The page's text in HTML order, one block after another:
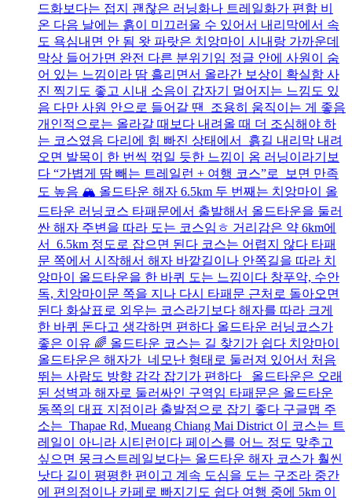
드화보다는 접지 괜찮은 러닝화나 트레일화가 편함 비
온 다음 날에는 흙이 미끄러울 수 있어서 내리막에서 속
도 욕심내면 안 됨 왓 파랏은 치앙마이 시내랑 가까운데
막상 들어가면 완전 다른 분위기임 정글 안에 사원이 숨
어 있는 느낌이라 땀 흘리면서 올라간 보상이 확실함 사
진 찍기도 좋고 시내 소음이 갑자기 멀어지는 느낌도 있
음 다만 사원 안으로 들어갈 땐 조용히 움직이는 게 좋음
개인적으로는 올라갈 때보다 내려올 때 더 조심해야 하
는 코스였음 다리에 힘 빠진 상태에서 흙길 내리막 내려
오면 발목이 한 번씩 꺾일 듯한 느낌이 옴 러닝이라기보
다 “가볍게 땀 빼는 트레일런 + 여행 코스”로 보면 만족
도 높음 🏔️ 올드타운 해자 6.5km 두 번째는 치앙마이 올
드타운 러닝코스 타패문에서 출발해서 올드타운을 둘러
싼 해자 주변을 따라 도는 코스임ㅎ 거리감은 약 6km에
서 6.5km 정도로 잡으면 된다 코스는 어렵지 않다 타패
문 쪽에서 시작해서 해자 바깥길이나 안쪽길을 따라 치
앙마이 올드타운을 한 바퀴 도는 느낌이다 창푸악, 수안
독, 치앙마이문 쪽을 지나 다시 타패문 근처로 돌아오면
된다 화살표로 외우는 코스라기보다 해자를 따라 크게
한 바퀴 돈다고 생각하면 편하다 올드타운 러닝코스가
좋은 이유 🌈 올드타운 코스는 길 찾기가 쉽다 치앙마이
올드타운은 해자가 네모난 형태로 둘러져 있어서 처음
뛰는 사람도 방향 감각 잡기가 편하다 올드타운은 오래
된 성벽과 해자로 둘러싸인 구역임 타패문은 올드타운
동쪽의 대표 지점이라 출발점으로 잡기 좋다 구글맵 주
소는 Thapae Rd, Mueang Chiang Mai District 이 코스는 트
레일이 아니라 시티런이다 페이스를 어느 정도 맞추고
싶으면 몽크스트레일보다는 올드타운 해자 코스가 훨씬
낫다 길이 평평한 편이고 계속 도심을 도는 구조라 중간
에 편의점이나 카페로 빠지기도 쉽다 여행 중에 5km 이